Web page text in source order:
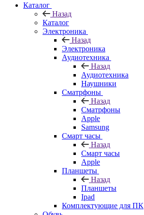
Каталог
Назад
Каталог
Электроника
Назад
Электроника
Аудиотехника
Назад
Аудиотехника
Наушники
Сматрфоны
Назад
Сматрфоны
Apple
Samsung
Смарт часы
Назад
Смарт часы
Apple
Планшеты
Назад
Планшеты
Ipad
Комплектующие для ПК